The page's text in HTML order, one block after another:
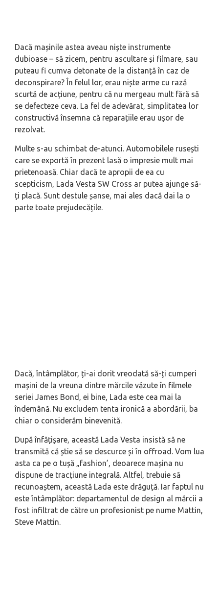
Dacă mașinile astea aveau niște instrumente
dubioase – să zicem, pentru ascultare și filmare, sau
puteau fi cumva detonate de la distanță în caz de
deconspirare? În felul lor, erau niște arme cu rază
scurtă de acțiune, pentru că nu mergeau mult fără să
se defecteze ceva. La fel de adevărat, simplitatea lor
constructivă însemna că reparațiile erau ușor de
rezolvat.
Multe s-au schimbat de-atunci. Automobilele rusești
care se exportă în prezent lasă o impresie mult mai
prietenoasă. Chiar dacă te apropii de ea cu
scepticism, Lada Vesta SW Cross ar putea ajunge să-
ți placă. Sunt destule șanse, mai ales dacă dai la o
parte toate prejudecățile.
Dacă, întâmplător, ți-ai dorit vreodată să-ți cumperi
mașini de la vreuna dintre mărcile văzute în filmele
seriei James Bond, ei bine, Lada este cea mai la
îndemână. Nu excludem tenta ironică a abordării, ba
chiar o considerăm binevenită.
După înfățișare, această Lada Vesta insistă să ne
transmită că știe să se descurce și în offroad. Vom lua
asta ca pe o tușă „fashion’, deoarece mașina nu
dispune de tracțiune integrală. Altfel, trebuie să
recunoaștem, această Lada este drăguță. Iar faptul nu
este întâmplător: departamentul de design al mărcii a
fost infiltrat de către un profesionist pe nume Mattin,
Steve Mattin.